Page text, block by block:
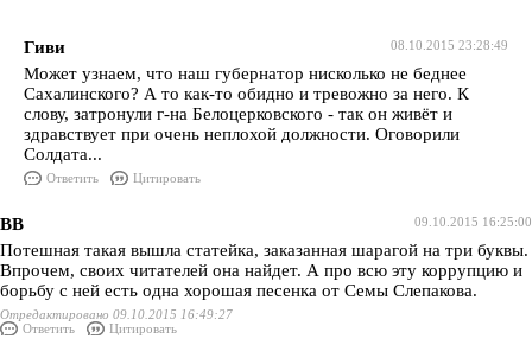
08.10.2015 23:28:49
Гиви
Может узнаем, что наш губернатор нисколько не беднее
Сахалинского? А то как-то обидно и тревожно за него. К
слову, затронули г-на Белоцерковского - так он живёт и
здравствует при очень неплохой должности. Оговорили
Солдата...
Ответить Цитировать
09.10.2015 16:25:00
ВВ
Потешная такая вышла статейка, заказанная шарагой на три буквы.
Впрочем, своих читателей она найдет. А про всю эту коррупцию и
борьбу с ней есть одна хорошая песенка от Семы Слепакова.
Отредактировано 09.10.2015 16:49:27
Ответить
Цитировать